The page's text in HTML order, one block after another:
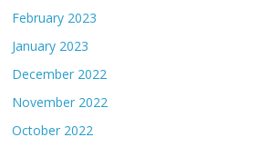
February 2023
January 2023
December 2022
November 2022
October 2022